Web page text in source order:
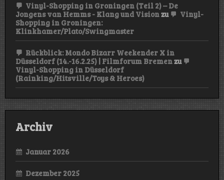
Vinyl-Shopping in Groningen (Teil 2) – De
Jongens van Hemms - Klang und Visionzu
Vinyl-
Shopping in Groningen:
Klinkhamer/Plato/Swingmaster
Rückblick: Mondo Bizarr Weekender X in
Düsseldorf (14.-16.2.25) | Filmforum Bremenzu
Vinyl-Shopping in Düsseldorf
(Rainking/Hitsville/Toys & Heroes)
Archiv
Januar 2026
Dezember 2025